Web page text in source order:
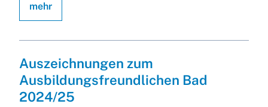
mehr
Auszeichnungen zum
Ausbildungsfreundlichen Bad
2024/25